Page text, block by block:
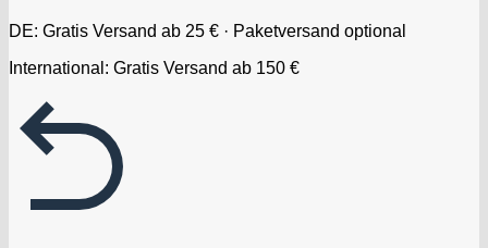
DE: Gratis Versand ab 25 € · Paketversand optional
International: Gratis Versand ab 150 €